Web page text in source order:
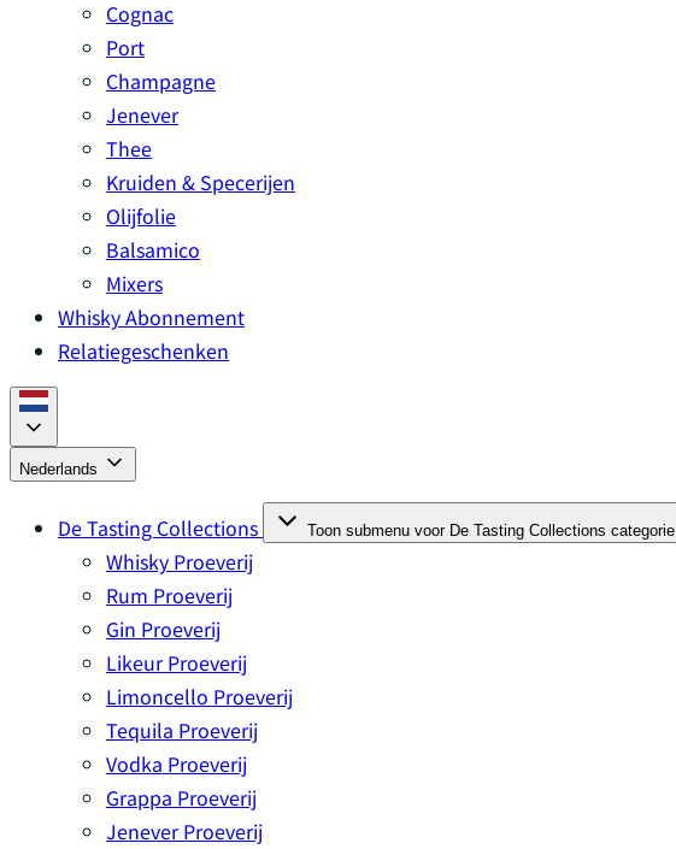
Cognac
Port
Champagne
Jenever
Thee
Kruiden & Specerijen
Olijfolie
Balsamico
Mixers
Whisky Abonnement
Relatiegeschenken
Nederlands
De Tasting Collections Toon submenu voor De Tasting Collections categorie
Whisky Proeverij
Rum Proeverij
Gin Proeverij
Likeur Proeverij
Limoncello Proeverij
Tequila Proeverij
Vodka Proeverij
Grappa Proeverij
Jenever Proeverij